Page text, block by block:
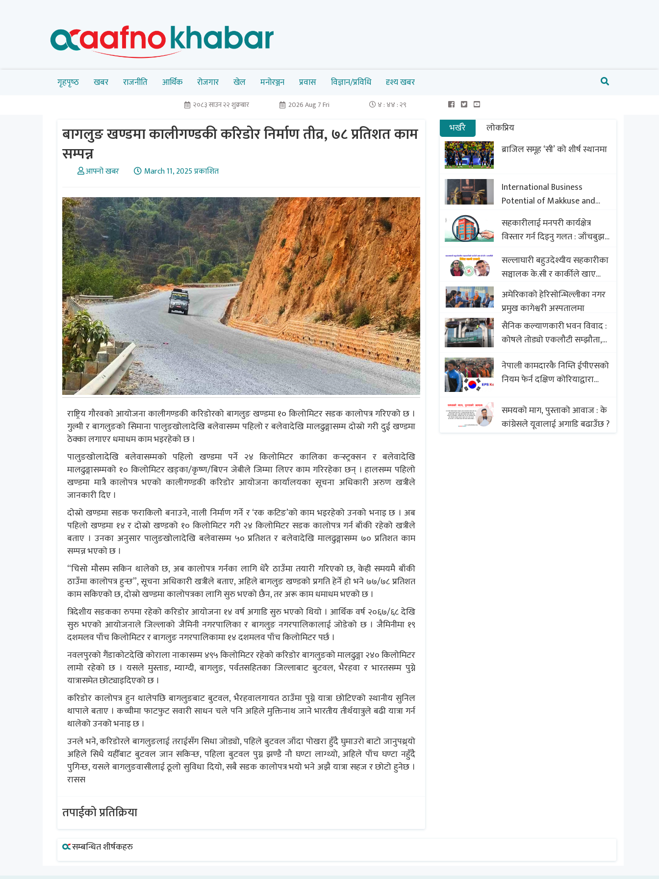
गृहपृष्‍ठ खबर राजनीति आर्थिक रोजगार खेल मनोरञ्जन प्रवास विज्ञान/प्रविधि दृश्य खबर
२०८३ साउन २२ शुक्रबार 2026 Aug 7 Fri ४ : ४४ : ३०
बागलुङ खण्डमा कालीगण्डकी करिडोर निर्माण तीव्र, ७८ प्रतिशत काम
सम्पन्न
आफ्नो खबर March 11, 2025 प्रकाशित
राष्ट्रिय गौरवको आयोजना कालीगण्डकी करिडोरको बागलुङ खण्डमा १० किलोमिटर सडक कालोपत्र गरिएको छ ।
गुल्मी र बागलुङको सिमाना पालुङखोलादेखि बलेवासम्म पहिलो र बलेवादेखि मालढुङ्गासम्म दोस्रो गरी दुई खण्डमा
ठेक्का लगाएर धमाधम काम भइरहेको छ ।
पालुङखोलादेखि बलेवासम्मको पहिलो खण्डमा पर्ने २४ किलोमिटर कालिका कन्स्ट्रक्सन र बलेवादेखि
मालढुङ्गासम्मको १० किलोमिटर खड्का/कृष्ण/बिएन जेबीले जिम्मा लिएर काम गरिरहेका छन् । हालसम्म पहिलो
खण्डमा मात्रै कालोपत्र भएको कालीगण्डकी करिडोर आयोजना कार्यालयका सूचना अधिकारी अरुण खत्रीले
जानकारी दिए ।
दोस्रो खण्डमा सडक फराकिलोे बनाउने, नाली निर्माण गर्ने र ‘रक कटिङ’को काम भइरहेको उनको भनाइ छ । अब
पहिलो खण्डमा १४ र दोस्रो खण्डको १० किलोमिटर गरी २४ किलोमिटर सडक कालोपत्र गर्न बाँकी रहेको खत्रीले
बताए । उनका अनुसार पालुङखोलादेखि बलेवासम्म ५० प्रतिशत र बलेवादेखि मालढुङ्गासम्म ७० प्रतिशत काम
सम्पन्न भएको छ ।
“चिसो मौसम सकिन थालेको छ, अब कालोपत्र गर्नका लागि धेरै ठाउँमा तयारी गरिएको छ, केही समयमै बाँकी
ठाउँमा कालोपत्र हुन्छ”, सूचना अधिकारी खत्रीले बताए, अहिले बागलुङ खण्डको प्रगति हेर्ने हो भने ७७/७८ प्रतिशत
काम सकिएको छ, दोस्रो खण्डमा कालोपत्रका लागि सुरु भएको छैन, तर अरू काम धमाधम भएको छ ।
त्रिदेशीय सडकका रुपमा रहेको करिडोर आयोजना १४ वर्ष अगाडि सुरु भएको थियो । आर्थिक वर्ष २०६७/६८ देखि
सुरु भएको आयोजनाले जिल्लाको जैमिनी नगरपालिका र बागलुङ नगरपालिकालाई जोडेको छ । जैमिनीमा १९
दशमलव पाँच किलोमिटर र बागलुङ नगरपालिकामा १४ दशमलव पाँच किलोमिटर पर्छ ।
नवलपुरको गैंडाकोटदेखि कोराला नाकासम्म ४९५ किलोमिटर रहेको करिडोर बागलुङको मालढुङ्गा २४० किलोमिटर
लामो रहेको छ । यसले मुस्ताङ, म्याग्दी, बागलुङ, पर्वतसहितका जिल्लाबाट बुटवल, भैरहवा र भारतसम्म पुग्ने
यात्रासमेत छोट्याइदिएको छ ।
करिडोर कालोपत्र हुन थालेपछि बागलुङबाट बुटवल, भैरहवालगायत ठाउँमा पुग्ने यात्रा छोटिएको स्थानीय सुनिल
थापाले बताए । कच्चीमा फाटफुट सवारी साधन चले पनि अहिले मुक्तिनाथ जाने भारतीय तीर्थयात्रुले बढी यात्रा गर्न
थालेको उनको भनाइ छ ।
उनले भने, करिडोरले बागलुङलाई तराईसँग सिधा जोड्यो, पहिले बुटवल जाँदा पोखरा हुँदै घुमाउरो बाटो जानुपथ्र्यो
अहिले सिधै यहीँबाट बुटवल जान सकिन्छ, पहिला बुटवल पुग्न झण्डै नौ घण्टा लाग्थ्यो, अहिले पाँच घण्टा नहुँदै
पुगिन्छ, यसले बागलुङवासीलाई ठूलो सुविधा दियो, सबै सडक कालोपत्र भयो भने अझै यात्रा सहज र छोटो हुनेछ ।
रासस
तपाईको प्रतिक्रिया
भर्खरै
लोकप्रिय
ब्राजिल समूह ‘सी’ को शीर्ष स्थानमा
International Business
Potential of Makkuse and
Export Opportunities of
Nepali Sweets with Global
Comparison to Baklava
सहकारीलाई मनपरी कार्यक्षेत्र
विस्तार गर्न दिइनु गलत : जाँचबुझ
सल्लाघारी बहुउदेश्यीय सहकारीका
सञ्चालक के.सी र कार्कीले खाए
सदस्यको करोडौं बचत
अमेरिकाको हेरिसोन्भिल्लीका नगर
प्रमुख कागेश्वरी अस्पतालमा
सैनिक कल्याणकारी भवन विवाद :
कोषले तोड्यो एकलौटी सम्झौता,
बिखलबन्दमा (भिडियो)
नेपाली कामदारकै निम्ति ईपीएसको
नियम फेर्न दक्षिण कोरियाद्वारा
समयको माग, पुस्ताको आवाज : के
कांग्रेसले यूवालाई अगाडि बढाउँछ ?
सम्बन्धित शीर्षकहरु